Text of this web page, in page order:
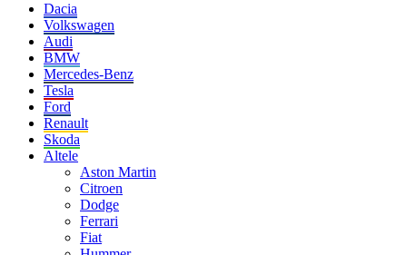
Dacia
Volkswagen
Audi
BMW
Mercedes-Benz
Tesla
Ford
Renault
Skoda
Altele
Aston Martin
Citroen
Dodge
Ferrari
Fiat